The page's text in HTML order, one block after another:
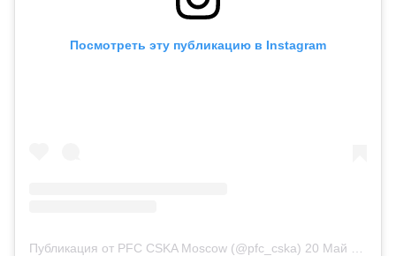
Посмотреть эту публикацию в Instagram
Публикация от PFC CSKA Moscow (@pfc_cska) 20 Май 2020 в 3:55 PDT